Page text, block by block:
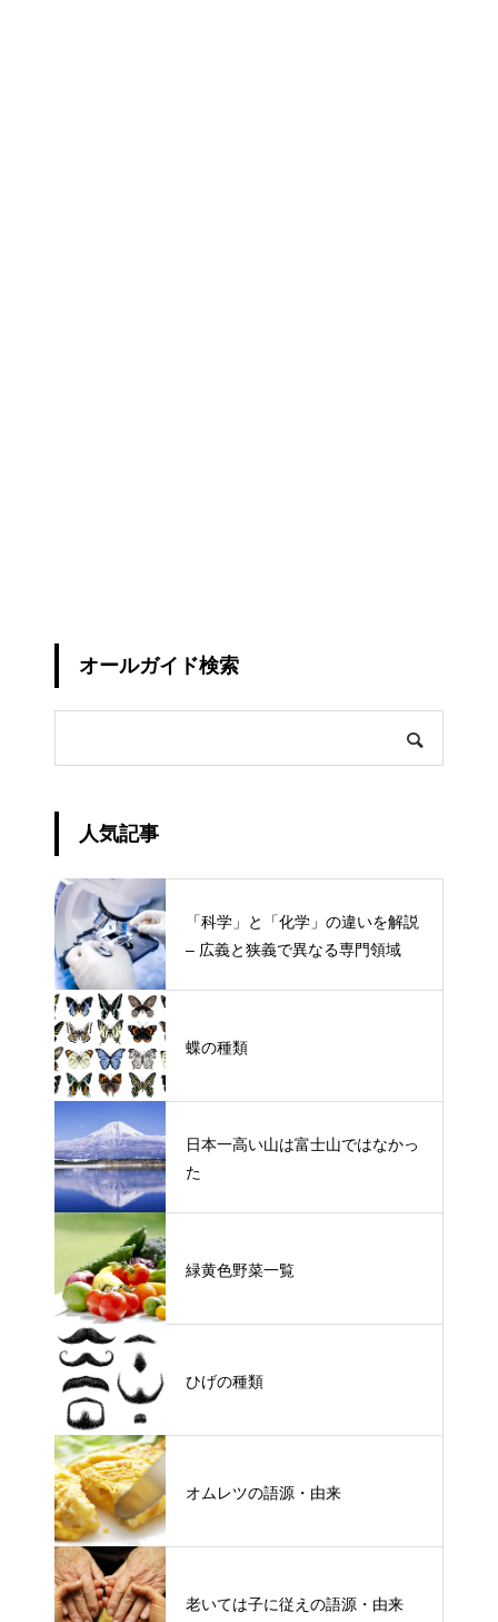
オールガイド検索
人気記事
「科学」と「化学」の違いを解説
– 広義と狭義で異なる専門領域
蝶の種類
日本一高い山は富士山ではなかっ
た
緑黄色野菜一覧
ひげの種類
オムレツの語源・由来
老いては子に従えの語源・由来